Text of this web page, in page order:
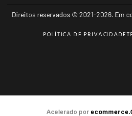
Direitos reservados © 2021-2026. Em
POLÍTICA DE PRIVACIDADE
Acelerado por